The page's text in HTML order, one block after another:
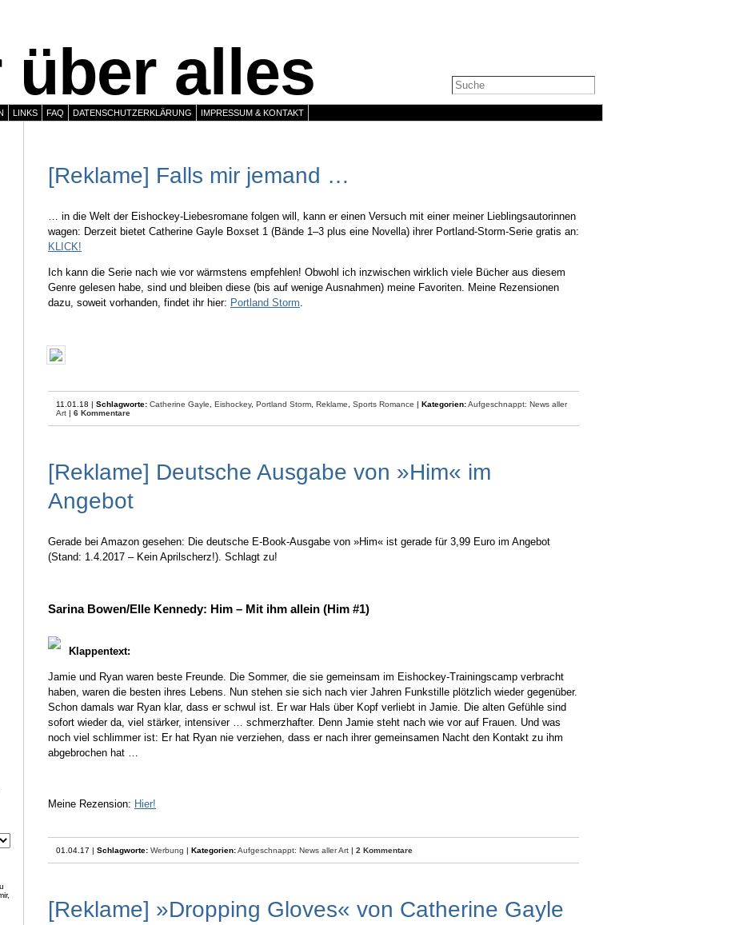
über alles
LINKS FAQ DATENSCHUTZERKLÄRUNG IMPRESSUM & KONTAKT
[Reklame] Falls mir jemand …
… in die Welt der Eishockey-Liebesromane folgen will, kann er einen Versuch mit einer meiner Lieblingsautorinnen
wagen: Derzeit bietet Catherine Gayle Boxset 1 (Bände 1–3 plus eine Novella) ihrer Portland-Storm-Serie gratis an:
KLICK!
Ich kann die Serie nach wie vor wärmstens empfehlen! Obwohl ich inzwischen wirklich viele Bücher aus diesem
Genre gelesen habe, sind und bleiben diese (bis auf wenige Ausnahmen) meine Favoriten. Meine Rezensionen
dazu, soweit vorhanden, findet ihr hier: Portland Storm
11.01.18 | Schlagworte: Catherine Gayle Eishockey, Portland Storm Reklame Sports Romance | Kategorien:Aufgeschnappt: News aller
Art | 6 Kommentare
[Reklame] Deutsche Ausgabe von »Him« im
Angebot
Gerade bei Amazon gesehen: Die deutsche E-Book-Ausgabe von »Him« ist gerade für 3,99 Euro im Angebot
(Stand: 1.4.2017 – Kein Aprilscherz!). Schlagt zu!
Sarina Bowen/Elle Kennedy: Him – Mit ihm allein (Him #1)
Klappentext:
Jamie und Ryan waren beste Freunde. Die Sommer, die sie gemeinsam im Eishockey-Trainingscamp verbracht
haben, waren die besten ihres Lebens. Nun stehen sie sich nach vier Jahren Funkstille plötzlich wieder gegenüber.
Schon damals war Ryan klar, dass er schwul ist. Er war Hals über Kopf verliebt in Jamie. Die alten Gefühle sind
sofort wieder da, viel stärker, intensiver … schmerzhafter. Denn Jamie steht nach wie vor auf Frauen. Und was
noch viel schlimmer ist: Er hat Ryan nie verziehen, dass er nach ihrer gemeinsamen Nacht den Kontakt zu ihm
abgebrochen hat …
Meine Rezension: Hier!
01.04.17 | Schlagworte: Werbung Kategorien:Aufgeschnappt: News aller Art 2 Kommentare
[Reklame] »Dropping Gloves« von Catherine Gayle